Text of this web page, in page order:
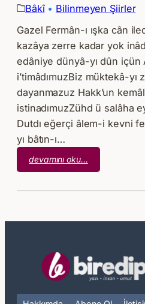
Bâkî • Bilinmeyen Şiirler
Gazel Fermân-ı ışka cân
kazâya zerre kadar yok
edâniye dünyâ-yı dûn içün
i’timâdımuzBiz müktekâ-
dayanmazuz Hakk’un
istinadımuzZühd ü salâha
Dutdı eğerçi âlem-i kevni
yı bâtın-ı…
devamını oku…
Bâkî
Işka
İnkıyâdımuz